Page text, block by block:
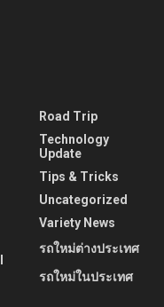
Road Trip
Technology
Update
Tips & Tricks
Uncategorized
Variety News
รถใหม่ต่างประเทศ
รถใหม่ในประเทศ